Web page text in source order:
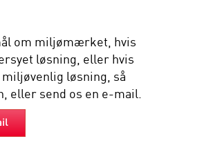
om miljømærket, hvis
løsning, eller hvis
løsning, så
eller send os en e-mail.